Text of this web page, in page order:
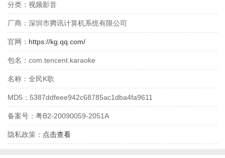
分类： 视频影音
厂商： 深圳市腾讯计算机系统有限公司
官网： https://kg.qq.com/
包名： com.tencent.karaoke
名称： 全民K歌
MD5： 5387ddfeee942c68785ac1dba4fa9611
备案号： 粤B2-20090059-2051A
隐私政策： 点击查看